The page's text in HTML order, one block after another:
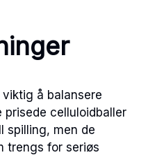
å balansere
prisede celluloidballer
spilling, men de
trengs for seriøs